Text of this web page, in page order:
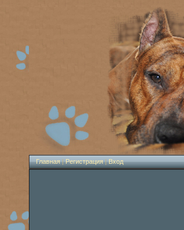
Главная|Регистрация|Вход